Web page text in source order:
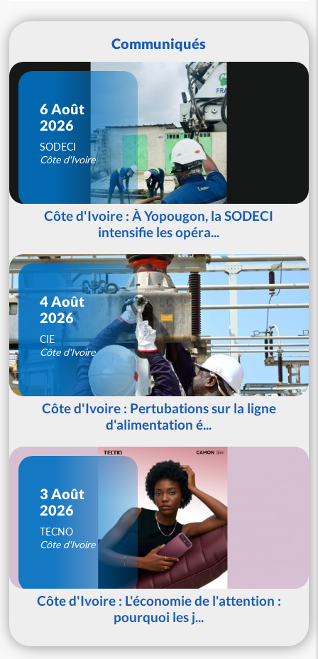
Communiqués
6 Août
2026
SODECI
Côte d'Ivoire
Côte d'Ivoire : À Yopougon, la SODECI
intensifie les opéra...
4 Août
2026
CIE
Côte d'Ivoire
Côte d'Ivoire : Pertubations sur la ligne
d'alimentation é...
3 Août
2026
TECNO
Côte d'Ivoire
Côte d'Ivoire : L'économie de l'attention :
pourquoi les j...